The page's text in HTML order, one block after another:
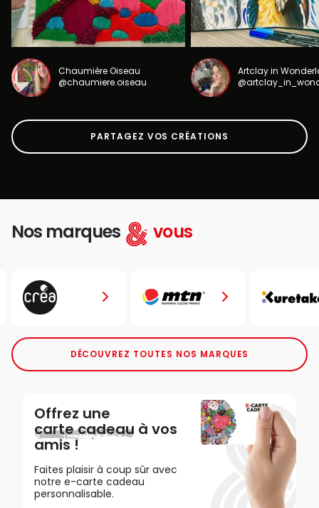
Chaumière Oiseau
@chaumiere.oiseau
Artclay in
PARTAGEZ VOS CRÉATIONS
Nos marques vous
DÉCOUVREZ TOUTES NOS MARQUES
Offrez une
carte cadeau à vos
amis !
Faites plaisir à coup sûr avec
notre e-carte cadeau
personnalisable.